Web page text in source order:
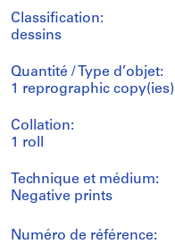
Classification:
dessins
Quantité / Type d’objet:
1 reprographic copy(ies)
Collation:
1 roll
Technique et médium:
Negative prints
Numéro de référence: